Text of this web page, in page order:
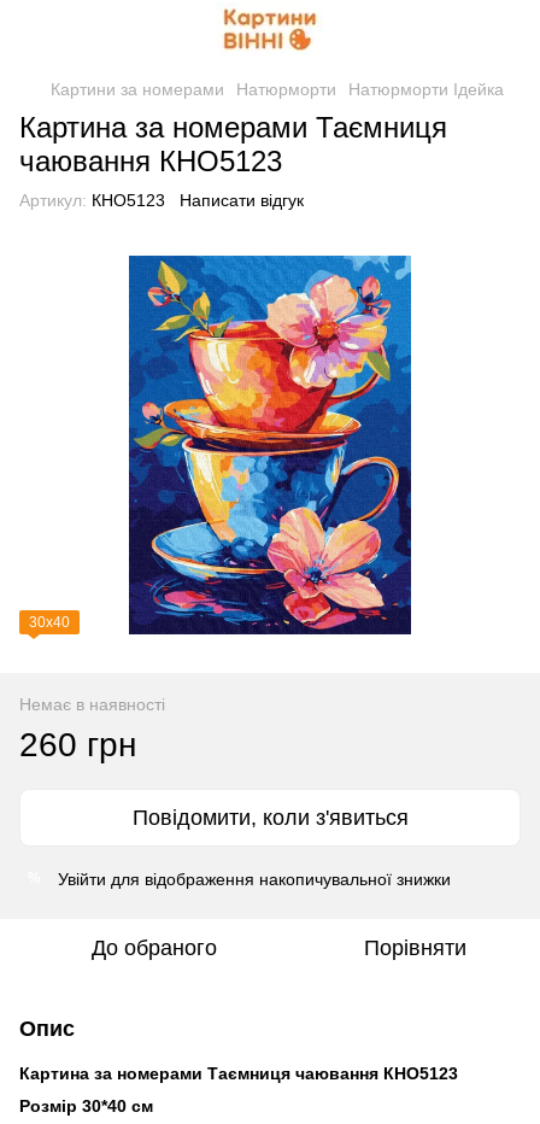
Картини за номерами Натюрморти Натюрморти Ідейка
Картина за номерами Таємниця
чаювання КНО5123
Артикул: КНО5123 Написати відгук
30х40
Немає в наявності
260 грн
Повідомити, коли з'явиться
Увійти для відображення накопичувальної знижки
До обраного Порівняти
Опис
Картина за номерами Таємниця чаювання КНО5123
Розмір 30*40 см